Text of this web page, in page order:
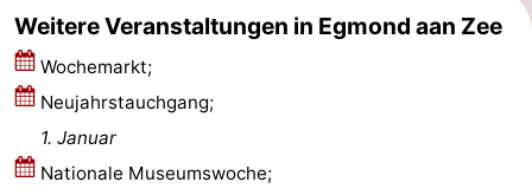
Zee
Alkmaar
-
Noordhollands
duinreservaat
-
aan
Natur
-
Weitere Veranstaltungen in Egmond aan Zee
Wochemarkt;
Neujahrstauchgang;
1. Januar
Nationale Museumswoche;